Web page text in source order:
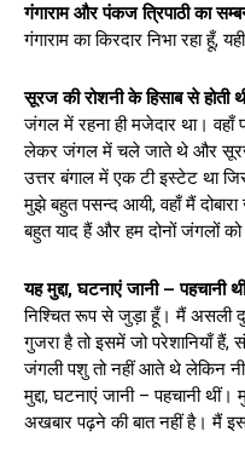
गंगाराम और पंकज त्रिपाठी का
गंगाराम का किरदार निभा रहा हूँ,
सूरज की रोशनी के हिसाब से होती
जंगल में रहना ही मजेदार था। वहाँ
लेकर जंगल में चले जाते थे और
उत्तर बंगाल में एक टी इस्टेट था
मुझे बहुत पसन्द आयी, वहाँ मैं
बहुत याद हैं और हम दोनों जंगलों
यह मुद्दा, घटनाएं जानी – पहचानी थीं
निश्चित रूप से जुड़ा हूँ। मैं असली
गुजरा है तो इसमें जो परेशानियाँ हैं,
जंगली पशु तो नहीं आते थे लेकिन
मुद्दा, घटनाएं जानी – पहचानी
अखबार पढ़ने की बात नहीं है। मैं